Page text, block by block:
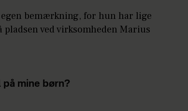
bemærkning, for hun har lige
ved virksomheden Marius
mine børn?